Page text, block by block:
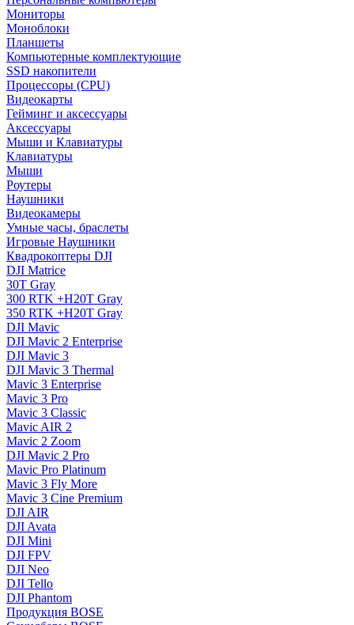
Мониторы
Моноблоки
Планшеты
Компьютерные комплектующие
SSD накопители
Процессоры (CPU)
Видеокарты
Гейминг и аксессуары
Аксессуары
Мыши и Клавиатуры
Клавиатуры
Мыши
Роутеры
Наушники
Видеокамеры
Умные часы, браслеты
Игровые Наушники
Квадрокоптеры DJI
DJI Matrice
30T Gray
300 RTK +H20T Gray
350 RTK +H20T Gray
DJI Mavic
DJI Mavic 2 Enterprise
DJI Mavic 3
DJI Mavic 3 Thermal
Mavic 3 Enterprise
Mavic 3 Pro
Mavic 3 Сlassic
Mavic AIR 2
Mavic 2 Zoom
DJI Mavic 2 Pro
Mavic Pro Platinum
Mavic 3 Fly More
Mavic 3 Cine Premium
DJI AIR
DJI Avata
DJI Mini
DJI FPV
DJI Neo
DJI Tello
DJI Phantom
Продукция BOSE